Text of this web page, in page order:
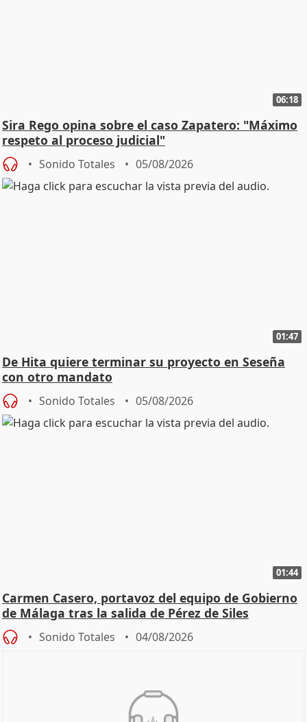
06:18
Sira Rego opina sobre el caso Zapatero: "Máximo
respeto al proceso judicial"
Sonido Totales 05/08/2026
01:47
De Hita quiere terminar su proyecto en Seseña
con otro mandato
Sonido Totales 05/08/2026
01:44
Carmen Casero, portavoz del equipo de Gobierno
de Málaga tras la salida de Pérez de Siles
Sonido Totales 04/08/2026